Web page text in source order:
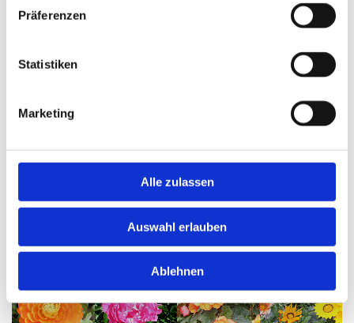
Präferenzen
Statistiken
Marketing
Alle zulassen
Auswahl erlauben
Ablehnen
GALERIE - ELKES
LÖWENBERGER LAND